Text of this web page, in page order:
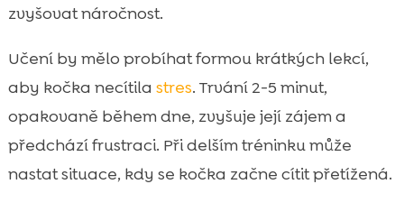
zvyšovat náročnost.
Učení by mělo probíhat formou krátkých lekcí,
aby kočka necítila stres. Trvání 2-5 minut,
opakovaně během dne, zvyšuje její zájem a
předchází frustraci. Při delším tréninku může
nastat situace, kdy se kočka začne cítit přetížená.